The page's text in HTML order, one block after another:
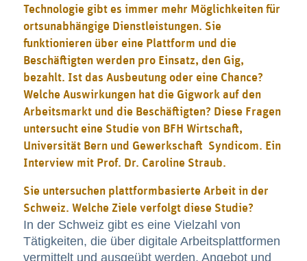
Technologie gibt es immer mehr Möglichkeiten für
ortsunabhängige Dienstleistungen. Sie
funktionieren über eine Plattform und die
Beschäftigten werden pro Einsatz, den Gig,
bezahlt. Ist das Ausbeutung oder eine Chance?
Welche Auswirkungen hat die Gigwork auf den
Arbeitsmarkt und die Beschäftigten? Diese Fragen
untersucht eine Studie von BFH Wirtschaft,
Universität Bern und Gewerkschaft Syndicom. Ein
Interview mit Prof. Dr. Caroline Straub.
Sie untersuchen plattformbasierte Arbeit in der
Schweiz. Welche Ziele verfolgt diese Studie?
In der Schweiz gibt es eine Vielzahl von
Tätigkeiten, die über digitale Arbeitsplattformen
vermittelt und ausgeübt werden, Angebot und